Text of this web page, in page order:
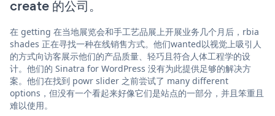
create 的公司。
在 getting 在当地展览会和手工艺品展上开展业务几个月后，rbia
shades 正在寻找一种在线销售方式。他们wanted以视觉上吸引人
的方式向访客展示他们的产品质量、轻巧且符合人体工程学的设
计。他们的 Sinatra for WordPress 没有为此提供足够的解决方
案。他们在找到 powr slider 之前尝试了 many different
options，但没有一个看起来好像它们是站点的一部分，并且笨重且
难以使用。